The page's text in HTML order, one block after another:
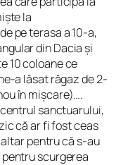
la
pe terasa a 10-a,
din Dacia și
10 coloane ce
a lăsat răgaz de 2-
în mișcare)….
sanctuarului,
că ar fi fost ceas
pentru că s-au
scurgerea